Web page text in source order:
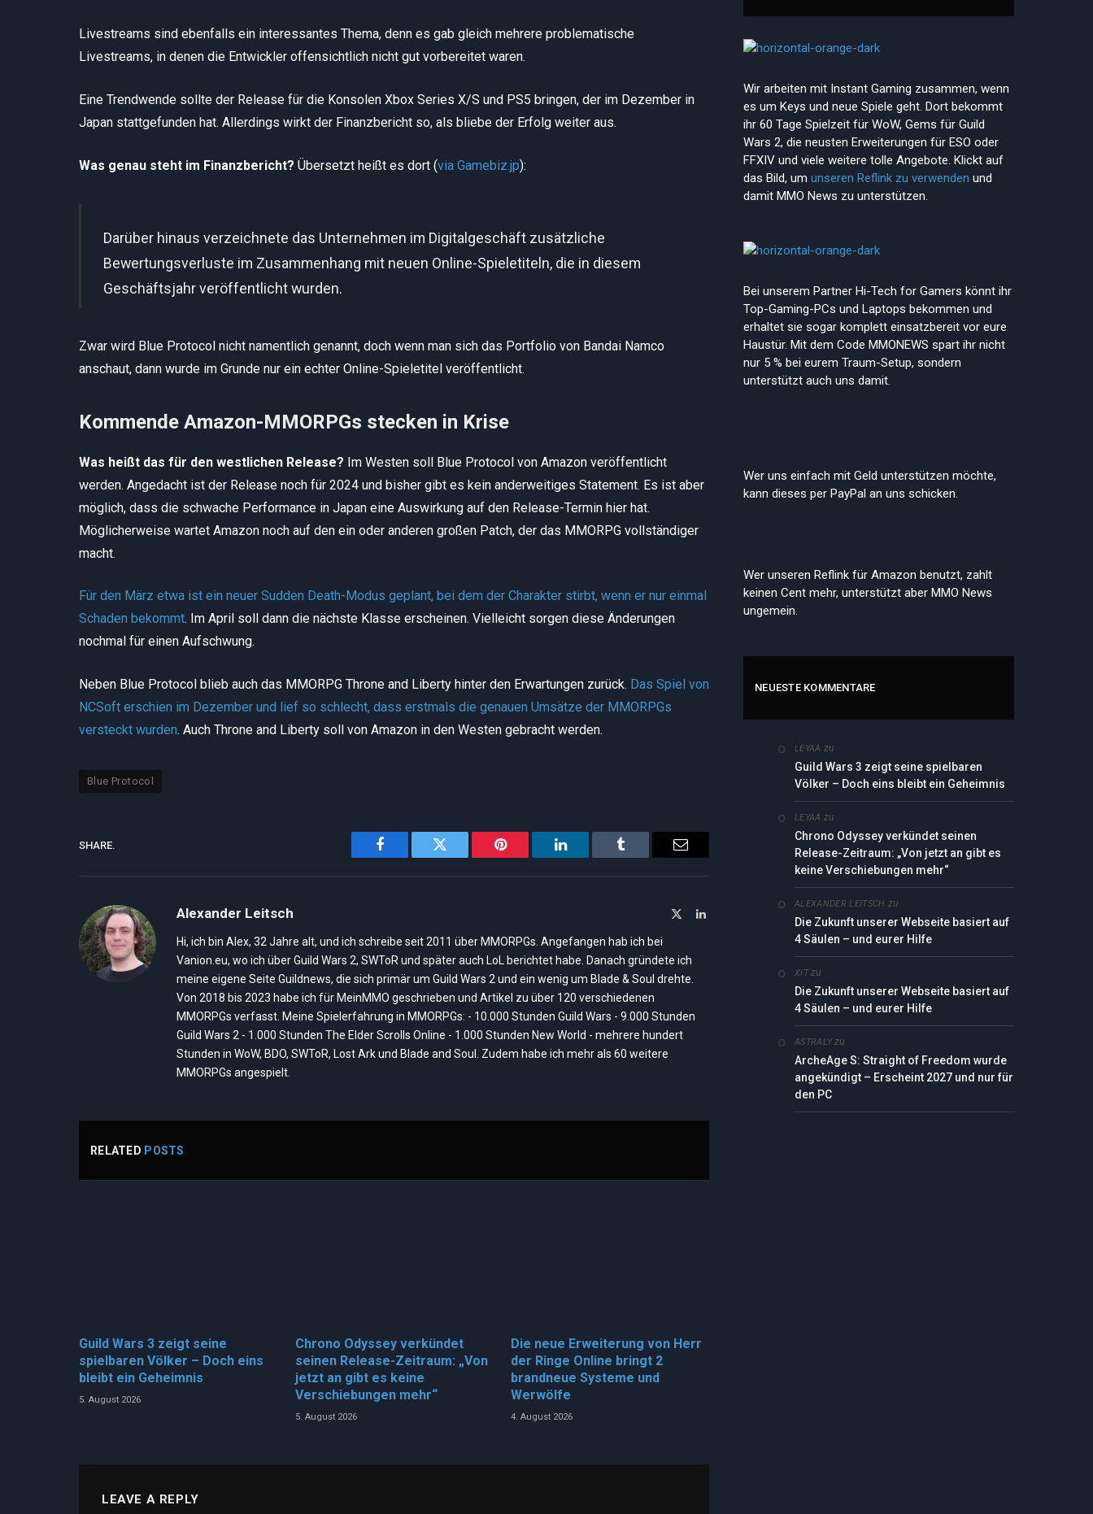
Livestreams sind ebenfalls ein interessantes Thema, denn es gab gleich mehrere problematische
Livestreams, in denen die Entwickler offensichtlich nicht gut vorbereitet waren.
Eine Trendwende sollte der Release für die Konsolen Xbox Series X/S und PS5 bringen, der im Dezember in
Japan stattgefunden hat. Allerdings wirkt der Finanzbericht so, als bliebe der Erfolg weiter aus.
Was genau steht im Finanzbericht? Übersetzt heißt es dort (via Gamebiz.jp):
Darüber hinaus verzeichnete das Unternehmen im Digitalgeschäft zusätzliche
Bewertungsverluste im Zusammenhang mit neuen Online-Spieletiteln, die in diesem
Geschäftsjahr veröffentlicht wurden.
Zwar wird Blue Protocol nicht namentlich genannt, doch wenn man sich das Portfolio von Bandai Namco
anschaut, dann wurde im Grunde nur ein echter Online-Spieletitel veröffentlicht.
Kommende Amazon-MMORPGs stecken in Krise
Was heißt das für den westlichen Release? Im Westen soll Blue Protocol von Amazon veröffentlicht
werden. Angedacht ist der Release noch für 2024 und bisher gibt es kein anderweitiges Statement. Es ist aber
möglich, dass die schwache Performance in Japan eine Auswirkung auf den Release-Termin hier hat.
Möglicherweise wartet Amazon noch auf den ein oder anderen großen Patch, der das MMORPG vollständiger
macht.
Für den März etwa ist ein neuer Sudden Death-Modus geplant, bei dem der Charakter stirbt, wenn er nur einmal
Schaden bekommt. Im April soll dann die nächste Klasse erscheinen. Vielleicht sorgen diese Änderungen
nochmal für einen Aufschwung.
Neben Blue Protocol blieb auch das MMORPG Throne and Liberty hinter den Erwartungen zurück. Das Spiel von
NCSoft erschien im Dezember und lief so schlecht, dass erstmals die genauen Umsätze der MMORPGs
versteckt wurden. Auch Throne and Liberty soll von Amazon in den Westen gebracht werden.
Blue Protocol
SHARE.
Facebook Twitter Pinterest LinkedIn Tumblr Email
Alexander Leitsch LinkedIn
Hi, ich bin Alex, 32 Jahre alt, und ich schreibe seit 2011 über MMORPGs. Angefangen hab ich bei
Vanion.eu, wo ich über Guild Wars 2, SWToR und später auch LoL berichtet habe. Danach gründete ich
meine eigene Seite Guildnews, die sich primär um Guild Wars 2 und ein wenig um Blade & Soul drehte.
Von 2018 bis 2023 habe ich für MeinMMO geschrieben und Artikel zu über 120 verschiedenen
MMORPGs verfasst. Meine Spielerfahrung in MMORPGs: - 10.000 Stunden Guild Wars - 9.000 Stunden
Guild Wars 2 - 1.000 Stunden The Elder Scrolls Online - 1.000 Stunden New World - mehrere hundert
Stunden in WoW, BDO, SWToR, Lost Ark und Blade and Soul. Zudem habe ich mehr als 60 weitere
MMORPGs angespielt.
RELATED POSTS
Guild Wars 3 zeigt seine
spielbaren Völker – Doch eins
bleibt ein Geheimnis
5. August 2026
Chrono Odyssey verkündet
seinen Release-Zeitraum: „Von
jetzt an gibt es keine
Verschiebungen mehr“
5. August 2026
Die neue Erweiterung von Herr
der Ringe Online bringt 2
brandneue Systeme und
Werwölfe
4. August 2026
LEAVE A REPLY
Wir arbeiten mit Instant Gaming zusammen, wenn
es um Keys und neue Spiele geht. Dort bekommt
ihr 60 Tage Spielzeit für WoW, Gems für Guild
Wars 2, die neusten Erweiterungen für ESO oder
FFXIV und viele weitere tolle Angebote. Klickt auf
das Bild, um unseren Reflink zu verwenden und
damit MMO News zu unterstützen.
Bei unserem Partner Hi-Tech for Gamers könnt ihr
Top-Gaming-PCs und Laptops bekommen und
erhaltet sie sogar komplett einsatzbereit vor eure
Haustür. Mit dem Code MMONEWS spart ihr nicht
nur 5 % bei eurem Traum-Setup, sondern
unterstützt auch uns damit.
Wer uns einfach mit Geld unterstützen möchte,
kann dieses per PayPal an uns schicken.
Wer unseren Reflink für Amazon benutzt, zahlt
keinen Cent mehr, unterstützt aber MMO News
ungemein.
NEUESTE KOMMENTARE
LEYAA zu
Guild Wars 3 zeigt seine spielbaren
Völker – Doch eins bleibt ein Geheimnis
LEYAA zu
Chrono Odyssey verkündet seinen
Release-Zeitraum: „Von jetzt an gibt es
keine Verschiebungen mehr“
ALEXANDER LEITSCH zu
Die Zukunft unserer Webseite basiert auf
4 Säulen – und eurer Hilfe
XITzu
Die Zukunft unserer Webseite basiert auf
4 Säulen – und eurer Hilfe
ASTRALYzu
ArcheAge S: Straight of Freedom wurde
angekündigt – Erscheint 2027 und nur für
den PC